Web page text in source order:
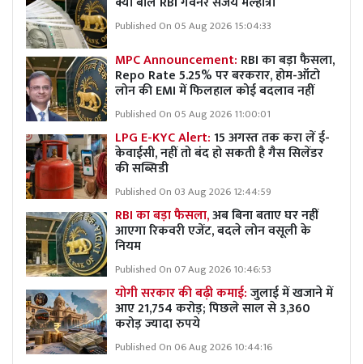
Published On 05 Aug 2026 15:04:33
MPC Announcement: RBI का बड़ा फैसला,
Repo Rate 5.25% पर बरकरार, होम-ऑटो
लोन की EMI में फिलहाल कोई बदलाव नहीं
Published On 05 Aug 2026 11:00:01
LPG E-KYC Alert:15 अगस्त तक करा लें ई-
केवाईसी, नहीं तो बंद हो सकती है गैस सिलेंडर
की सब्सिडी
Published On 03 Aug 2026 12:44:59
RBI का बड़ा फैसला,अब बिना बताए घर नहीं
आएगा रिकवरी एजेंट, बदले लोन वसूली के
नियम
Published On 07 Aug 2026 10:46:53
योगी सरकार की बढ़ी कमाई:जुलाई में खजाने में
आए 21,754 करोड़; पिछले साल से 3,360
करोड़ ज्यादा रुपये
Published On 06 Aug 2026 10:44:16